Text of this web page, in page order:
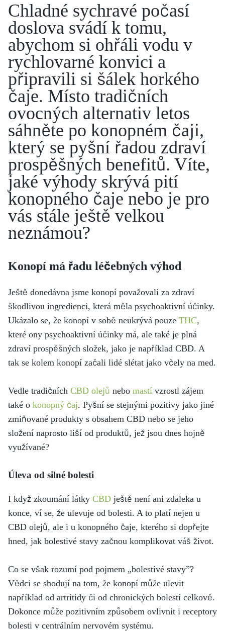
Chladné sychravé počasí
doslova svádí k tomu,
abychom si ohřáli vodu v
rychlovarné konvici a
připravili si šálek horkého
čaje. Místo tradičních
ovocných alternativ letos
sáhněte po konopném čaji,
který se pyšní řadou zdraví
prospěšných benefitů. Víte,
jaké výhody skrývá pití
konopného čaje nebo je pro
vás stále ještě velkou
neznámou?
Konopí má řadu léčebných výhod
Ještě donedávna jsme konopí považovali za zdraví
škodlivou ingredienci, která měla psychoaktivní účinky.
Ukázalo se, že konopí v sobě neukrývá pouze THC,
které ony psychoaktivní účinky má, ale také je plná
zdraví prospěšných složek, jako je například CBD. A
tak se kolem konopí začali lidé slétat jako včely na med.
Vedle tradičních CBD olejů nebo mastí vzrostl zájem
také o konopný čaj. Pyšní se stejnými pozitivy jako jiné
zmiňované produkty s obsahem CBD nebo se jeho
složení naprosto liší od produktů, jež jsou dnes hojně
využívané?
Úleva od silné bolesti
I když zkoumání látky CBD ještě není ani zdaleka u
konce, ví se, že ulevuje od bolesti. A to platí nejen u
CBD olejů, ale i u konopného čaje, kterého si dopřejte
hned, jak bolestivé stavy začnou komplikovat váš život.
Co se však rozumí pod pojmem „bolestivé stavy”?
Vědci se shodují na tom, že konopí může ulevit
například od artritidy či od chronických bolestí celkově.
Dokonce může pozitivním způsobem ovlivnit i receptory
bolesti v centrálním nervovém systému.